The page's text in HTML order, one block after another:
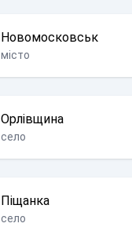
Новомосковськ
місто
Орлівщина
село
Піщанка
село